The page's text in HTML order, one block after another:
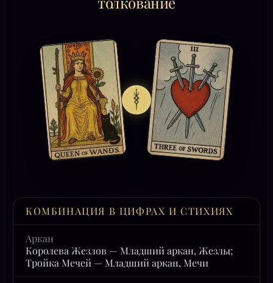
КОМБИНАЦИЯ В ЦИФРАХ И СТИХИЯХ
Аркан
Королева Жезлов — Младший аркан, Жезлы;
Тройка Мечей — Младший аркан, Мечи